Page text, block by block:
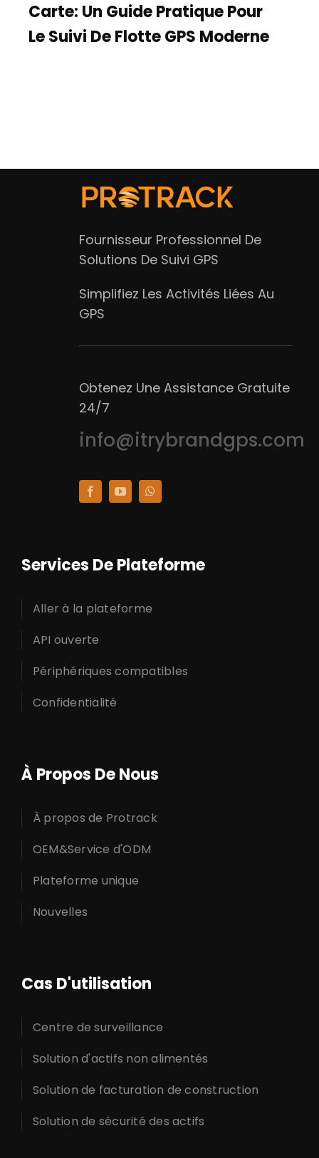
Carte: Un Guide Pratique Pour
Le Suivi De Flotte GPS Moderne
Fournisseur Professionnel De
Solutions De Suivi GPS
Simplifiez Les Activités Liées Au
GPS
Obtenez Une Assistance Gratuite
24/7
info@itrybrandgps.com
Services De Plateforme
Aller à la plateforme
API ouverte
Périphériques compatibles
Confidentialité
À Propos De Nous
À propos de Protrack
OEM&Service d'ODM
Plateforme unique
Nouvelles
Cas D'utilisation
Centre de surveillance
Solution d'actifs non alimentés
Solution de facturation de construction
Solution de sécurité des actifs